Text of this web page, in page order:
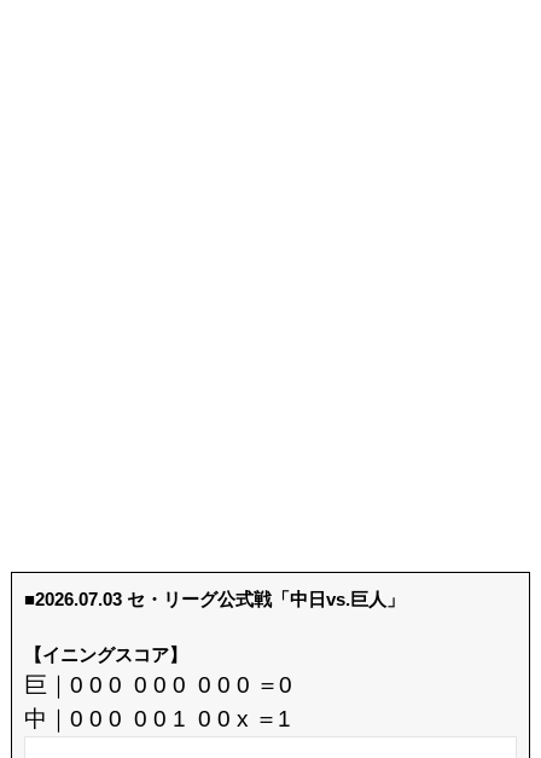
■2026.07.03 セ・リーグ公式戦「中日vs.巨人」
【イニングスコア】
巨｜0 0 0 0 0 0 0 0 0 ＝0
中｜0 0 0 0 0 1 0 0 x ＝1